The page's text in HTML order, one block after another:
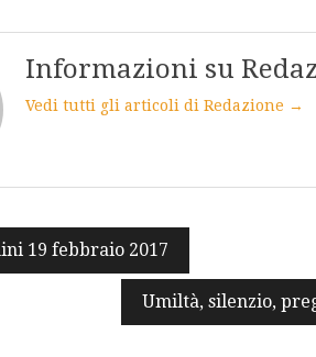
Informazioni su
Vedi tutti gli articoli di Redazione →
19 febbraio 2017
Umiltà, silenzio,